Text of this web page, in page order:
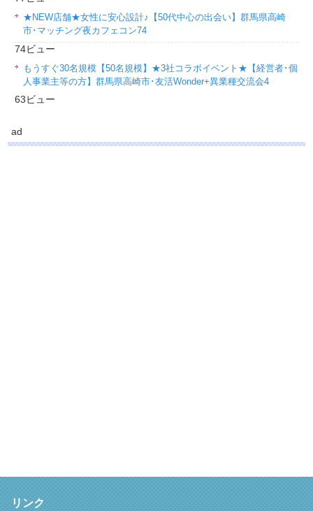
★NEW店舗★女性に安心設計♪【50代中心の出会い】群馬県高崎
市･マッチング夜カフェコン74
74ビュー
もうすぐ30名規模【50名規模】★3社コラボイベント★【経営者･個
人事業主等の方】群馬県高崎市･友活Wonder+異業種交流会4
63ビュー
ad
リンク